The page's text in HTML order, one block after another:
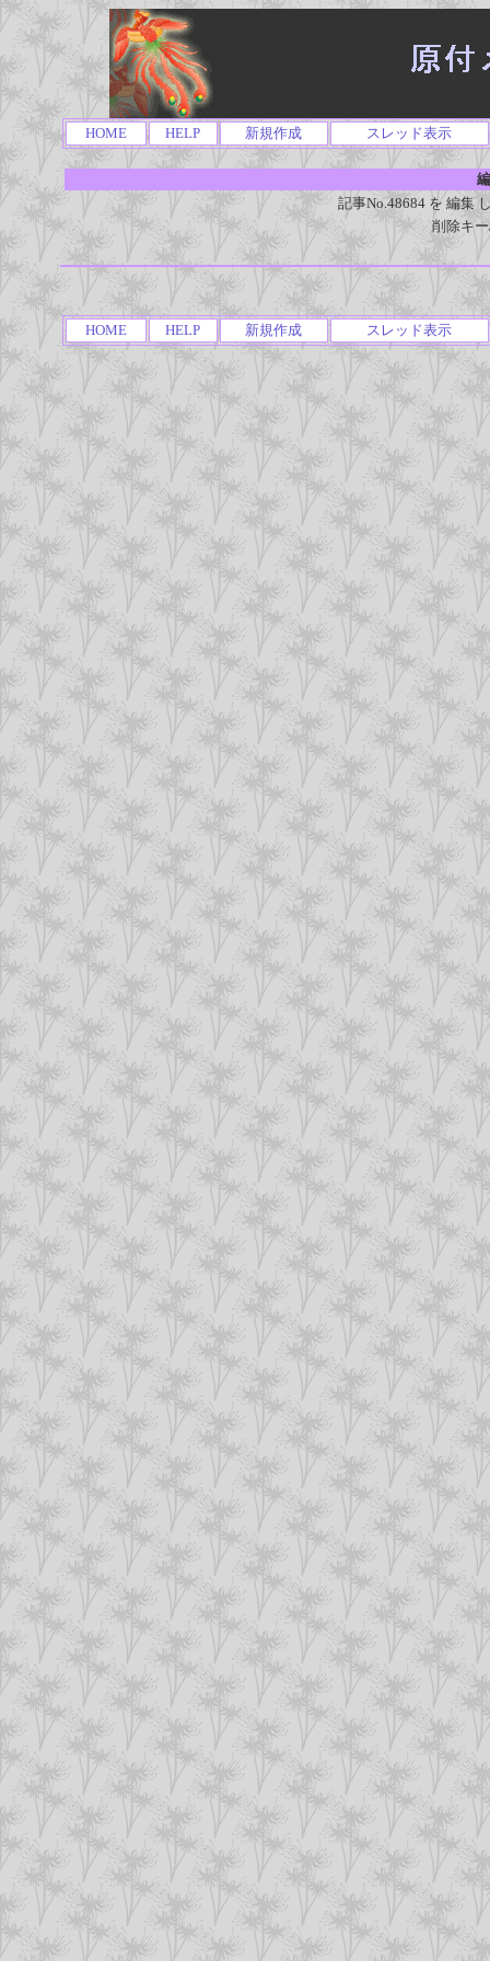
HOME HELP 新規作成 スレッド表示
記事No.48684 を 編集
削除キ
HOME HELP 新規作成 スレッド表示